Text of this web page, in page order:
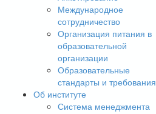
Международное
сотрудничество
Организация питания в
образовательной
организации
Образовательные
стандарты и требования
Об институте
Система менеджмента